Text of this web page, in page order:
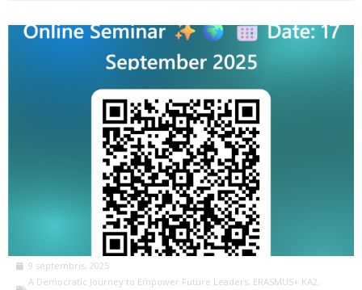
9 septembris, 2025
A Democratic Journey to Empower Future Leaders, ERASMUS+ KA2,